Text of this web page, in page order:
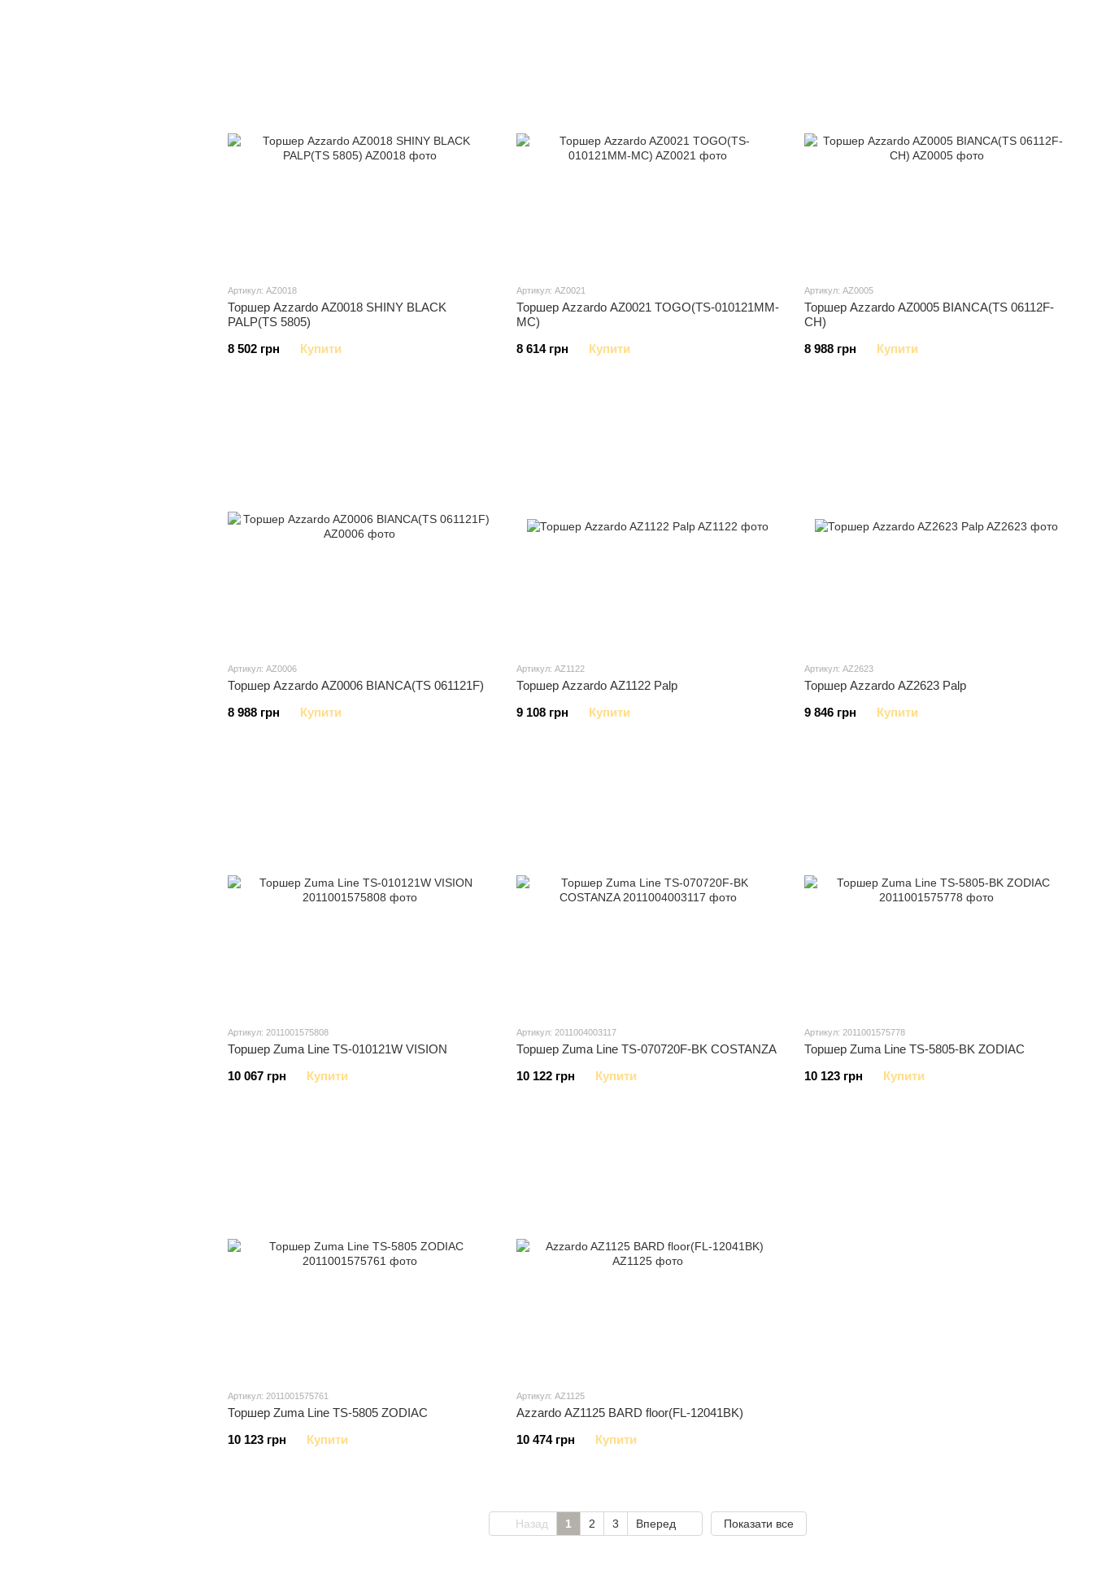
Артикул: AZ0018
Торшер Azzardo AZ0018 SHINY BLACK
PALP(TS 5805)
8 502 грн
Купити
Артикул: AZ0021
Торшер Azzardo AZ0021 TOGO(TS-010121MM-
MC)
8 614 грн
Купити
Артикул: AZ0005
Торшер Azzardo AZ0005 BIANCA(TS 06112F-
CH)
8 988 грн
Купити
Артикул: AZ0006
Торшер Azzardo AZ0006 BIANCA(TS 061121F)
8 988 грн
Купити
Артикул: AZ1122
Торшер Azzardo AZ1122 Palp
9 108 грн
Купити
Артикул: AZ2623
Торшер Azzardo AZ2623 Palp
9 846 грн
Купити
Артикул: 2011001575808
Торшер Zuma Line TS-010121W VISION
10 067 грн
Купити
Артикул: 2011004003117
Торшер Zuma Line TS-070720F-BK COSTANZA
10 122 грн
Купити
Артикул: 2011001575778
Торшер Zuma Line TS-5805-BK ZODIAC
10 123 грн
Купити
Артикул: 2011001575761
Торшер Zuma Line TS-5805 ZODIAC
10 123 грн
Купити
Артикул: AZ1125
Azzardo AZ1125 BARD floor(FL-12041BK)
10 474 грн
Купити
Назад 1 2 3 Вперед Показати все